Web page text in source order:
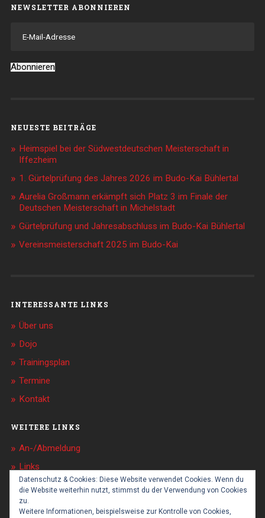
NEWSLETTER ABONNIEREN
Mail-
Abonnieren
NEUESTE BEITRÄGE
Heimspiel bei der Südwestdeutschen Meisterschaft in
Iffezheim
1. Gürtelprüfung des Jahres 2026 im Budo-Kai Bühlertal
Aurelia Großmann erkämpft sich Platz 3 im Finale der
Deutschen Meisterschaft in Michelstadt
Gürtelprüfung und Jahresabschluss im Budo-Kai Bühlertal
Vereinsmeisterschaft 2025 im Budo-Kai
INTERESSANTE LINKS
Über uns
Dojo
Trainingsplan
Termine
Kontakt
WEITERE LINKS
An-/Abmeldung
Links
Sponsoren
Impressum
Datenschutz & Cookies: Diese Website verwendet Cookies. Wenn du
die Website weiterhin nutzt, stimmst du der Verwendung von Cookies
zu.
Weitere Informationen, beispielsweise zur Kontrolle von Cookies,